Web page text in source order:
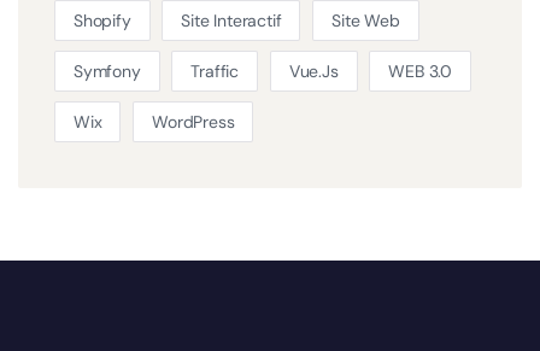
Shopify Site Interactif Site Web
Symfony Traffic Vue.js WEB 3.0
Wix WordPress